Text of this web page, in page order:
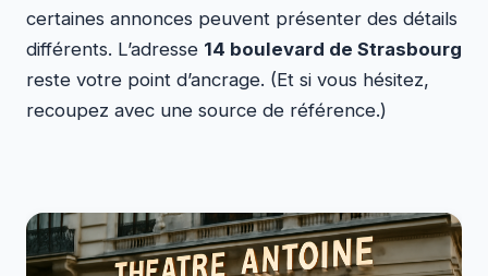
certaines annonces peuvent présenter des détails
différents. L’adresse 14 boulevard de Strasbourg
reste votre point d’ancrage. (Et si vous hésitez,
recoupez avec une source de référence.)